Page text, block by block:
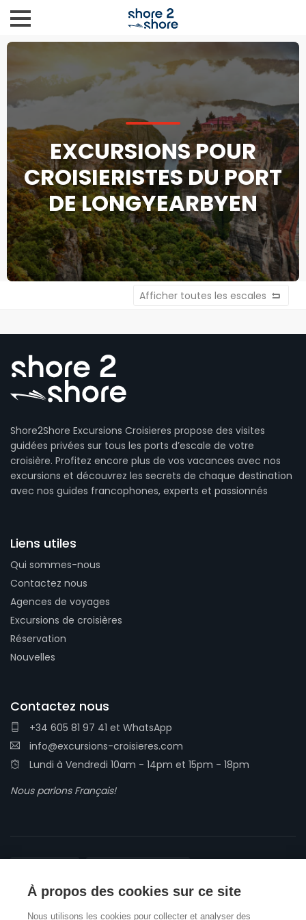
EXCURSIONS POUR
CROISIERISTES DU PORT
DE LONGYEARBYEN
Afficher toutes les escales
Shore2Shore Excursions Croisieres propose des visites
guidées privées sur tous les ports d’escale de votre
croisière. Profitez encore plus de vos vacances avec nos
excursions et découvrez les secrets de chaque destination
avec nos guides francophones, experts et passionnés
Liens utiles
Qui sommes-nous
Contactez nous
Agences de voyages
Excursions de croisières
Réservation
Nouvelles
Contactez nous
+34 605 81 97 41 et WhatsApp
info@excursions-croisieres.com
Lundi à Vendredi 10am - 14pm et 15pm - 18pm
Nous parlons Français!
Conditions générales
À propos des cookies sur ce site
Nous utilisons les cookies pour collecter et analyser des